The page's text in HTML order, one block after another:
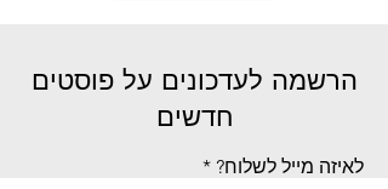
הרשמה לעדכונים על פוסטים
חדשים
לאיזה מייל לשלוח?